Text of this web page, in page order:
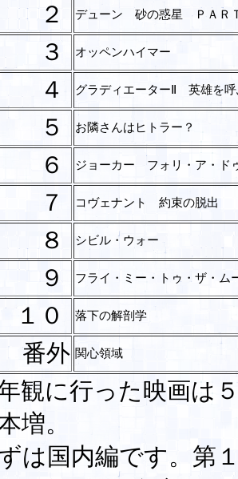
２ デューン 砂の惑星 ＰＡ
３ オッペンハイマー
４ グラディエーターⅡ 英雄を
５ お隣さんはヒトラー？
６ ジョーカー フォリ・ア・ド
７ コヴェナント 約束の脱出
８ シビル・ウォー
９ フライ・ミー・トゥ・ザ・ム
１０ 落下の解剖学
番外 関心領域
観に行った映画は
増。
は国内編です。第